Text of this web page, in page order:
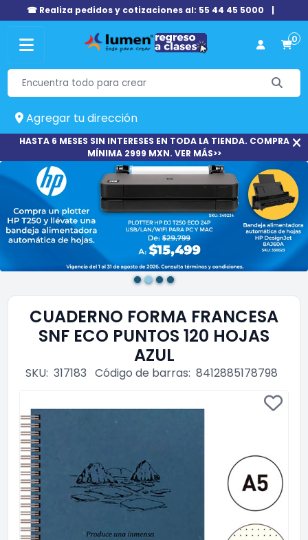
☎ Realiza pedidos y cotizaciones al: 55 44 45 5000 |
0
Agregar tu dirección
HASTA 6 MESES SIN INTERESES EN TODA LA TIENDA. COMPRA
MÍNIMA 2999 MXN. VER MÁS>>
CUADERNO FORMA FRANCESA
SNF ECO PUNTOS 120 HOJAS
AZUL
SKU: 317183 Código de barras: 8412885178798